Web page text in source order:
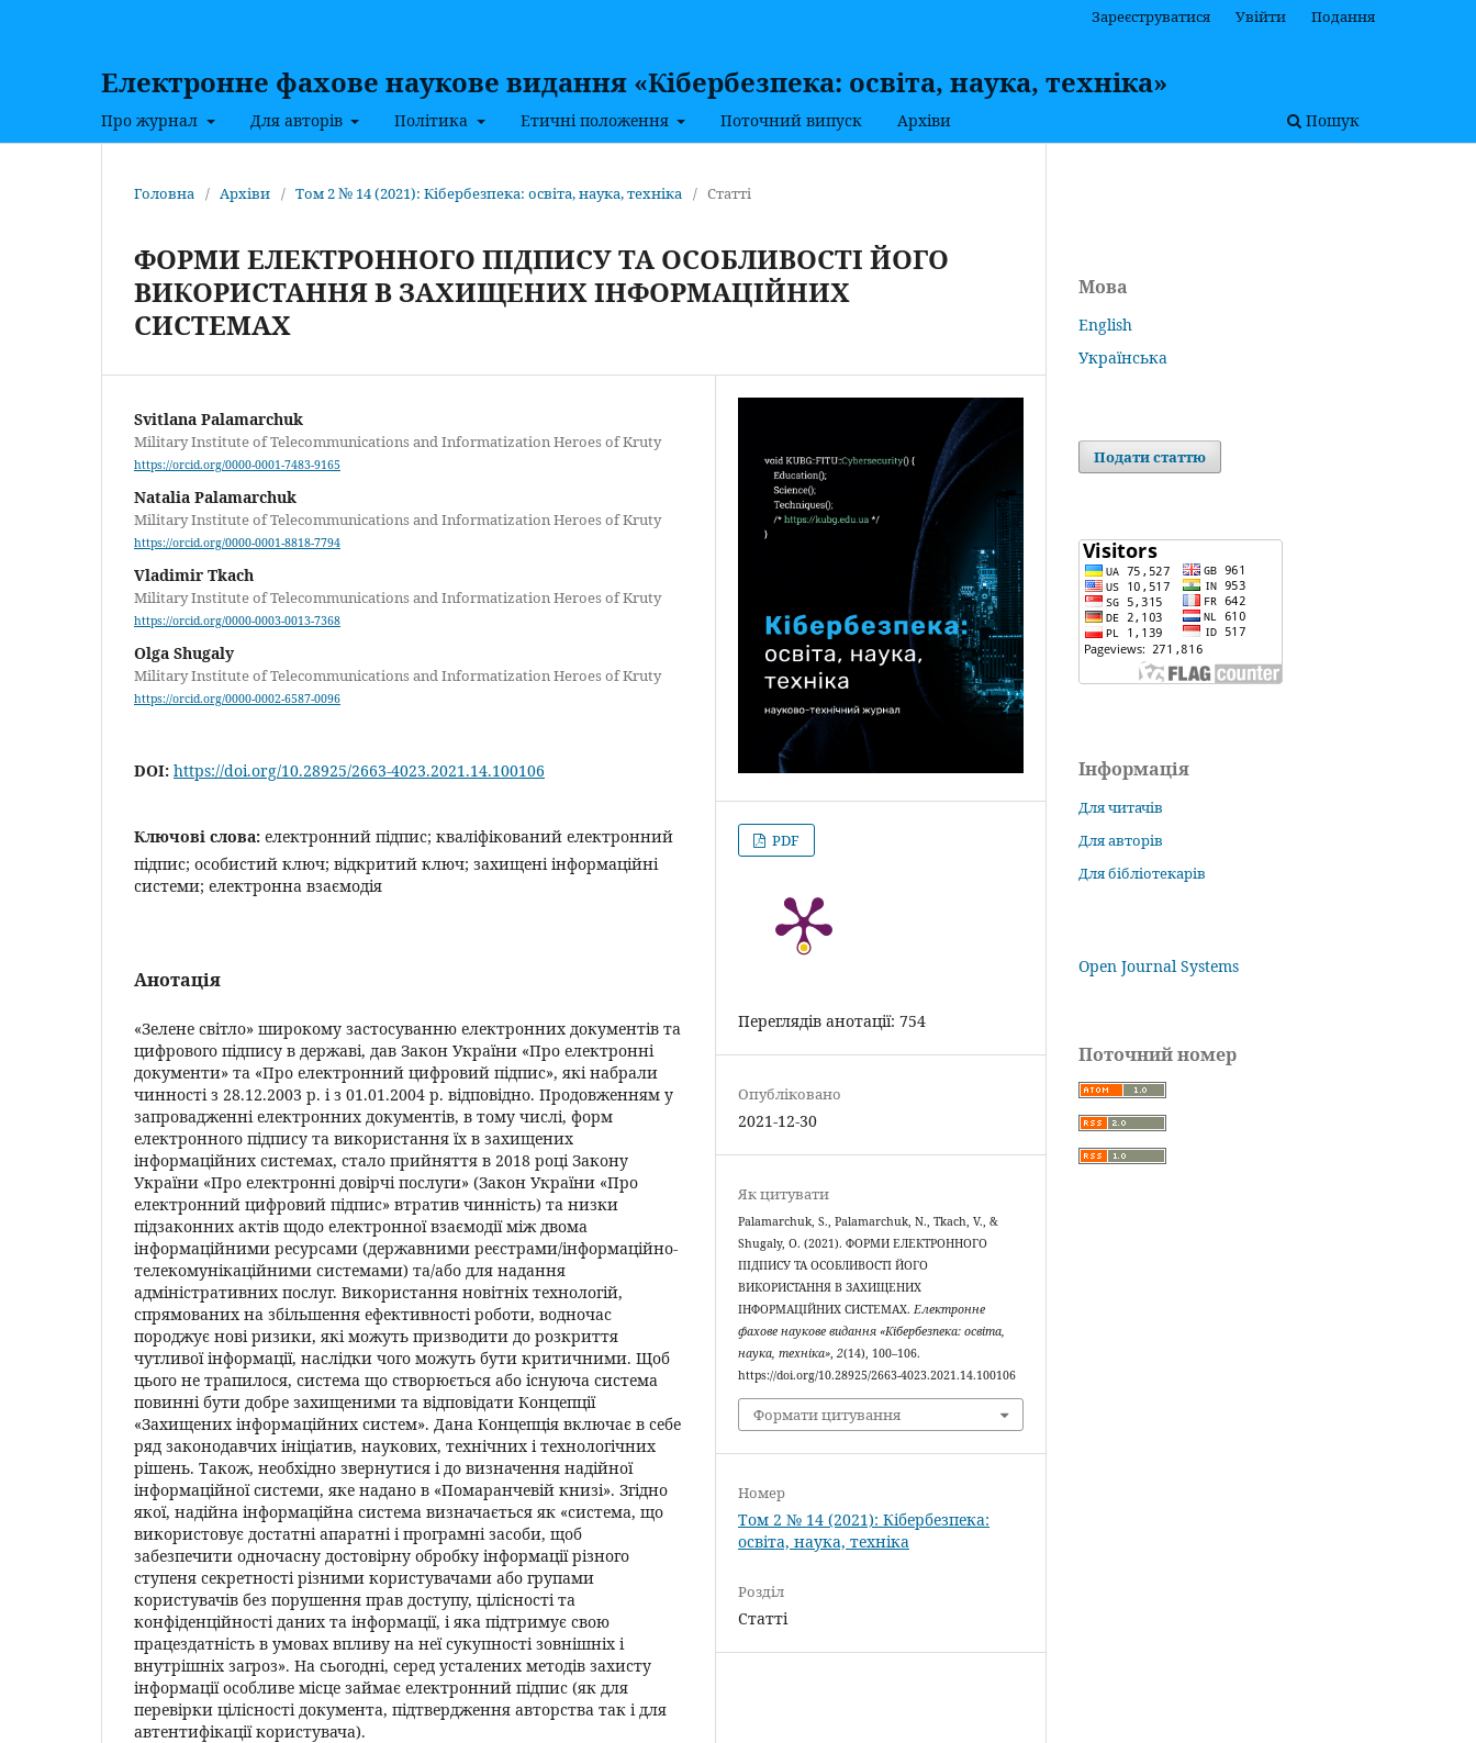
Електронне фахове наукове видання «Кібербезпека: освіта, наука, техніка»
Про журнал Для авторів Політика Етичні положення Поточний випуск Архіви Пошук
Зареєструватися Увійти Подання
Головна / Архіви / Том 2 № 14 (2021): Кібербезпека: освіта, наука, техніка / Статті
ФОРМИ ЕЛЕКТРОННОГО ПІДПИСУ ТА ОСОБЛИВОСТІ ЙОГО
ВИКОРИСТАННЯ В ЗАХИЩЕНИХ ІНФОРМАЦІЙНИХ
СИСТЕМАХ
Svitlana Palamarchuk
Military Institute of Telecommunications and Informatization Heroes of Kruty
https://orcid.org/0000-0001-7483-9165
Natalia Palamarchuk
Military Institute of Telecommunications and Informatization Heroes of Kruty
https://orcid.org/0000-0001-8818-7794
Vladimir Tkach
Military Institute of Telecommunications and Informatization Heroes of Kruty
https://orcid.org/0000-0003-0013-7368
Olga Shugaly
Military Institute of Telecommunications and Informatization Heroes of Kruty
https://orcid.org/0000-0002-6587-0096
DOI: https://doi.org/10.28925/2663-4023.2021.14.100106
Ключові слова: електронний підпис; кваліфікований електронний
підпис; особистий ключ; відкритий ключ; захищені інформаційні
системи; електронна взаємодія
Анотація
«Зелене світло» широкому застосуванню електронних документів та
цифрового підпису в державі, дав Закон України «Про електронні
документи» та «Про електронний цифровий підпис», які набрали
чинності з 28.12.2003 р. і з 01.01.2004 р. відповідно. Продовженням у
запровадженні електронних документів, в тому числі, форм
електронного підпису та використання їх в захищених
інформаційних системах, стало прийняття в 2018 році Закону
України «Про електронні довірчі послуги» (Закон України «Про
електронний цифровий підпис» втратив чинність) та низки
підзаконних актів щодо електронної взаємодії між двома
інформаційними ресурсами (державними реєстрами/інформаційно-
телекомунікаційними системами) та/або для надання
адміністративних послуг. Використання новітніх технологій,
спрямованих на збільшення ефективності роботи, водночас
породжує нові ризики, які можуть призводити до розкриття
чутливої інформації, наслідки чого можуть бути критичними. Щоб
цього не трапилося, система що створюється або існуюча система
повинні бути добре захищеними та відповідати Концепції
«Захищених інформаційних систем». Дана Концепція включає в себе
ряд законодавчих ініціатив, наукових, технічних і технологічних
рішень. Також, необхідно звернутися і до визначення надійної
інформаційної системи, яке надано в «Помаранчевій книзі». Згідно
якої, надійна інформаційна система визначається як «система, що
використовує достатні апаратні і програмні засоби, щоб
забезпечити одночасну достовірну обробку інформації різного
ступеня секретності різними користувачами або групами
користувачів без порушення прав доступу, цілісності та
конфіденційності даних та інформації, і яка підтримує свою
працездатність в умовах впливу на неї сукупності зовнішніх і
внутрішніх загроз». На сьогодні, серед усталених методів захисту
інформації особливе місце займає електронний підпис (як для
перевірки цілісності документа, підтвердження авторства так і для
автентифікації користувача).
PDF
Переглядів анотації: 754
Опубліковано
2021-12-30
Як цитувати
Palamarchuk, S., Palamarchuk, N., Tkach, V., &
Shugaly, O. (2021). ФОРМИ ЕЛЕКТРОННОГО
ПІДПИСУ ТА ОСОБЛИВОСТІ ЙОГО
ВИКОРИСТАННЯ В ЗАХИЩЕНИХ
ІНФОРМАЦІЙНИХ СИСТЕМАХ.Електронне
фахове наукове видання «Кібербезпека: освіта,
наука, техніка»,2(14), 100–106.
https://doi.org/10.28925/2663-4023.2021.14.100106
Формати цитування
Номер
Том 2 № 14 (2021): Кібербезпека:
освіта, наука, техніка
Розділ
Статті
Мова
English
Українська
Подати статтю
Інформація
Для читачів
Для авторів
Для бібліотекарів
Open Journal Systems
Поточний номер